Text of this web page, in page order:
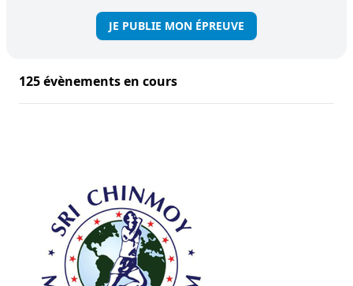
JE PUBLIE MON ÉPREUVE
125 évènements en cours